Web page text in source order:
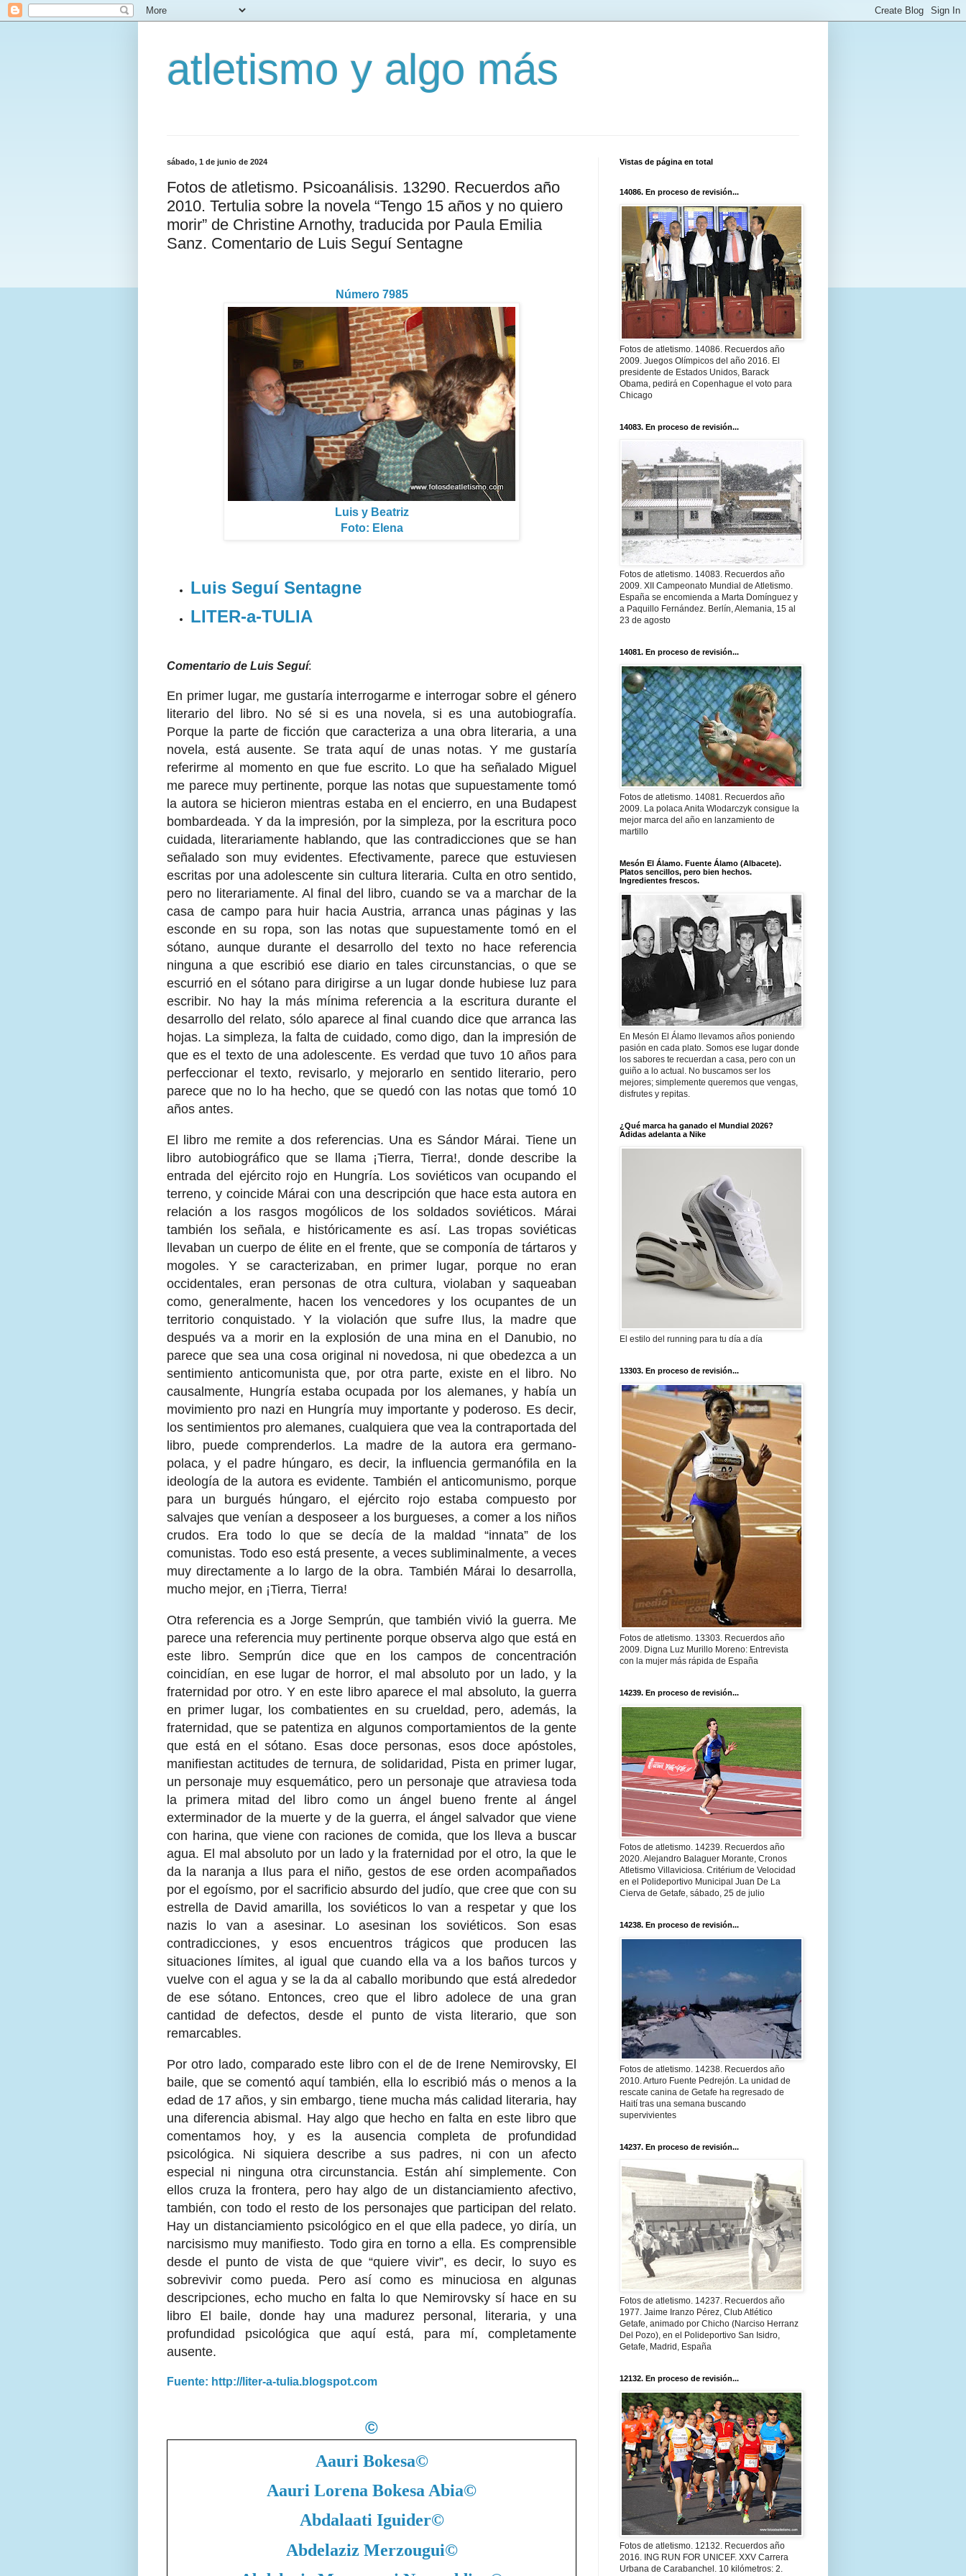
atletismo y algo más
sábado, 1 de junio de 2024
Fotos de atletismo. Psicoanálisis. 13290. Recuerdos año
2010. Tertulia sobre la novela “Tengo 15 años y no quiero
morir” de Christine Arnothy, traducida por Paula Emilia
Sanz. Comentario de Luis Seguí Sentagne
Número 7985
Luis y Beatriz
Foto: Elena
Luis Seguí Sentagne
LITER-a-TULIA
Comentario de Luis Seguí:
En primer lugar, me gustaría interrogarme e interrogar sobre el género
literario del libro. No sé si es una novela, si es una autobiografía.
Porque la parte de ficción que caracteriza a una obra literaria, a una
novela, está ausente. Se trata aquí de unas notas. Y me gustaría
referirme al momento en que fue escrito. Lo que ha señalado Miguel
me parece muy pertinente, porque las notas que supuestamente tomó
la autora se hicieron mientras estaba en el encierro, en una Budapest
bombardeada. Y da la impresión, por la simpleza, por la escritura poco
cuidada, literariamente hablando, que las contradicciones que se han
señalado son muy evidentes. Efectivamente, parece que estuviesen
escritas por una adolescente sin cultura literaria. Culta en otro sentido,
pero no literariamente. Al final del libro, cuando se va a marchar de la
casa de campo para huir hacia Austria, arranca unas páginas y las
esconde en su ropa, son las notas que supuestamente tomó en el
sótano, aunque durante el desarrollo del texto no hace referencia
ninguna a que escribió ese diario en tales circunstancias, o que se
escurrió en el sótano para dirigirse a un lugar donde hubiese luz para
escribir. No hay la más mínima referencia a la escritura durante el
desarrollo del relato, sólo aparece al final cuando dice que arranca las
hojas. La simpleza, la falta de cuidado, como digo, dan la impresión de
que es el texto de una adolescente. Es verdad que tuvo 10 años para
perfeccionar el texto, revisarlo, y mejorarlo en sentido literario, pero
parece que no lo ha hecho, que se quedó con las notas que tomó 10
años antes.
El libro me remite a dos referencias. Una es Sándor Márai. Tiene un
libro autobiográfico que se llama ¡Tierra, Tierra!, donde describe la
entrada del ejército rojo en Hungría. Los soviéticos van ocupando el
terreno, y coincide Márai con una descripción que hace esta autora en
relación a los rasgos mogólicos de los soldados soviéticos. Márai
también los señala, e históricamente es así. Las tropas soviéticas
llevaban un cuerpo de élite en el frente, que se componía de tártaros y
mogoles. Y se caracterizaban, en primer lugar, porque no eran
occidentales, eran personas de otra cultura, violaban y saqueaban
como, generalmente, hacen los vencedores y los ocupantes de un
territorio conquistado. Y la violación que sufre Ilus, la madre que
después va a morir en la explosión de una mina en el Danubio, no
parece que sea una cosa original ni novedosa, ni que obedezca a un
sentimiento anticomunista que, por otra parte, existe en el libro. No
causalmente, Hungría estaba ocupada por los alemanes, y había un
movimiento pro nazi en Hungría muy importante y poderoso. Es decir,
los sentimientos pro alemanes, cualquiera que vea la contraportada del
libro, puede comprenderlos. La madre de la autora era germano-
polaca, y el padre húngaro, es decir, la influencia germanófila en la
ideología de la autora es evidente. También el anticomunismo, porque
para un burgués húngaro, el ejército rojo estaba compuesto por
salvajes que venían a desposeer a los burgueses, a comer a los niños
crudos. Era todo lo que se decía de la maldad “innata” de los
comunistas. Todo eso está presente, a veces subliminalmente, a veces
muy directamente a lo largo de la obra. También Márai lo desarrolla,
mucho mejor, en ¡Tierra, Tierra!
Otra referencia es a Jorge Semprún, que también vivió la guerra. Me
parece una referencia muy pertinente porque observa algo que está en
este libro. Semprún dice que en los campos de concentración
coincidían, en ese lugar de horror, el mal absoluto por un lado, y la
fraternidad por otro. Y en este libro aparece el mal absoluto, la guerra
en primer lugar, los combatientes en su crueldad, pero, además, la
fraternidad, que se patentiza en algunos comportamientos de la gente
que está en el sótano. Esas doce personas, esos doce apóstoles,
manifiestan actitudes de ternura, de solidaridad, Pista en primer lugar,
un personaje muy esquemático, pero un personaje que atraviesa toda
la primera mitad del libro como un ángel bueno frente al ángel
exterminador de la muerte y de la guerra, el ángel salvador que viene
con harina, que viene con raciones de comida, que los lleva a buscar
agua. El mal absoluto por un lado y la fraternidad por el otro, la que le
da la naranja a Ilus para el niño, gestos de ese orden acompañados
por el egoísmo, por el sacrificio absurdo del judío, que cree que con su
estrella de David amarilla, los soviéticos lo van a respetar y que los
nazis lo van a asesinar. Lo asesinan los soviéticos. Son esas
contradicciones, y esos encuentros trágicos que producen las
situaciones límites, al igual que cuando ella va a los baños turcos y
vuelve con el agua y se la da al caballo moribundo que está alrededor
de ese sótano. Entonces, creo que el libro adolece de una gran
cantidad de defectos, desde el punto de vista literario, que son
remarcables.
Por otro lado, comparado este libro con el de de Irene Nemirovsky, El
baile, que se comentó aquí también, ella lo escribió más o menos a la
edad de 17 años, y sin embargo, tiene mucha más calidad literaria, hay
una diferencia abismal. Hay algo que hecho en falta en este libro que
comentamos hoy, y es la ausencia completa de profundidad
psicológica. Ni siquiera describe a sus padres, ni con un afecto
especial ni ninguna otra circunstancia. Están ahí simplemente. Con
ellos cruza la frontera, pero hay algo de un distanciamiento afectivo,
también, con todo el resto de los personajes que participan del relato.
Hay un distanciamiento psicológico en el que ella padece, yo diría, un
narcisismo muy manifiesto. Todo gira en torno a ella. Es comprensible
desde el punto de vista de que “quiere vivir”, es decir, lo suyo es
sobrevivir como pueda. Pero así como es minuciosa en algunas
descripciones, echo mucho en falta lo que Nemirovsky sí hace en su
libro El baile, donde hay una madurez personal, literaria, y una
profundidad psicológica que aquí está, para mí, completamente
ausente.
Fuente: http://liter-a-tulia.blogspot.com
©
Aauri Bokesa©
Aauri Lorena Bokesa Abia©
Abdalaati Iguider©
Abdelaziz Merzougui©
Vistas de página en total
14086. En proceso de revisión...
Fotos de atletismo. 14086. Recuerdos año
2009. Juegos Olímpicos del año 2016. El
presidente de Estados Unidos, Barack
Obama, pedirá en Copenhague el voto para
Chicago
14083. En proceso de revisión...
Fotos de atletismo. 14083. Recuerdos año
2009. XII Campeonato Mundial de Atletismo.
España se encomienda a Marta Domínguez y
a Paquillo Fernández. Berlín, Alemania, 15 al
23 de agosto
14081. En proceso de revisión...
Fotos de atletismo. 14081. Recuerdos año
2009. La polaca Anita Wlodarczyk consigue la
mejor marca del año en lanzamiento de
martillo
Mesón El Álamo. Fuente Álamo (Albacete).
Platos sencillos, pero bien hechos.
Ingredientes frescos.
En Mesón El Álamo llevamos años poniendo
pasión en cada plato. Somos ese lugar donde
los sabores te recuerdan a casa, pero con un
guiño a lo actual. No buscamos ser los
mejores; simplemente queremos que vengas,
disfrutes y repitas.
¿Qué marca ha ganado el Mundial 2026?
Adidas adelanta a Nike
El estilo del running para tu día a día
13303. En proceso de revisión...
Fotos de atletismo. 13303. Recuerdos año
2009. Digna Luz Murillo Moreno: Entrevista
con la mujer más rápida de España
14239. En proceso de revisión...
Fotos de atletismo. 14239. Recuerdos año
2020. Alejandro Balaguer Morante, Cronos
Atletismo Villaviciosa. Critérium de Velocidad
en el Polideportivo Municipal Juan De La
Cierva de Getafe, sábado, 25 de julio
14238. En proceso de revisión...
Fotos de atletismo. 14238. Recuerdos año
2010. Arturo Fuente Pedrejón. La unidad de
rescate canina de Getafe ha regresado de
Haití tras una semana buscando
supervivientes
14237. En proceso de revisión...
Fotos de atletismo. 14237. Recuerdos año
1977. Jaime Iranzo Pérez, Club Atlético
Getafe, animado por Chicho (Narciso Herranz
Del Pozo), en el Polideportivo San Isidro,
Getafe, Madrid, España
12132. En proceso de revisión...
Fotos de atletismo. 12132. Recuerdos año
2016. ING RUN FOR UNICEF. XXV Carrera
Urbana de Carabanchel. 10 kilómetros: 2.